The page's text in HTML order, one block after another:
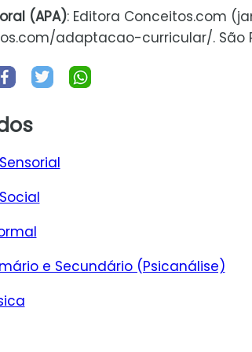
(APA): Editora Conceitos.com
adaptacao-curricular/. São
e Secundário (Psicanálise)